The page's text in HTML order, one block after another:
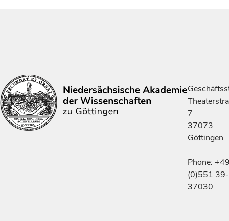
7
37073
Göttingen
Phone:
(0)551 39-
37030